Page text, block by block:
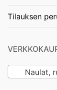
Tilauksen
Naulat,